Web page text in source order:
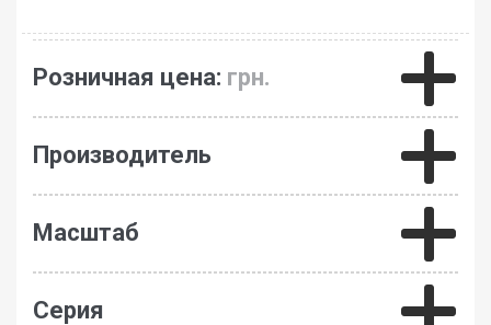
Розничная цена: грн.
Производитель
Масштаб
Серия